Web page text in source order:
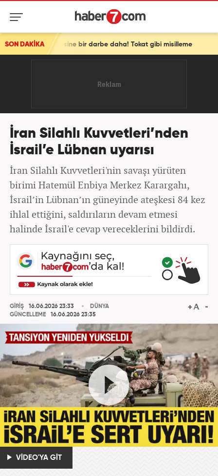
SON DAKİKA
vizesine bir darbe daha! Tokat gibi misilleme
İran Silahlı Kuvvetleri’nden
İsrail’e Lübnan uyarısı
İran Silahlı Kuvvetleri'nin savaşı yürüten
birimi Hatemül Enbiya Merkez Karargahı,
İsrail’in Lübnan’ın güneyinde ateşkesi 84 kez
ihlal ettiğini, saldırıların devam etmesi
halinde İsrail'e cevap vereceklerini bildirdi.
GİRİŞ
16.06.2026 23:33
GÜNCELLEME
16.06.2026 23:35
DÜNYA
VİDEO'YA GİT